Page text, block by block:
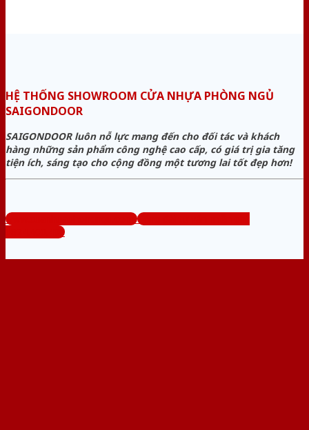
HỆ THỐNG SHOWROOM CỬA NHỰA PHÒNG NGỦ
SAIGONDOOR
SAIGONDOOR luôn nỗ lực mang đến cho đối tác và khách
hàng những sản phẩm công nghệ cao cấp, có giá trị gia tăng
tiện ích, sáng tạo cho cộng đồng một tương lai tốt đẹp hơn!
www.cuanhuaphongngu.com
Tổng đài tư vấn miễn phí:
0824.400.400